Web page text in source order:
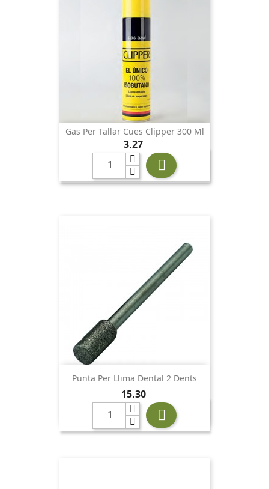
Gas Per Tallar Cues Clipper 300 Ml
Preu
3,27

Punta Per Llima Dental 2 Dents
Preu
15,30
